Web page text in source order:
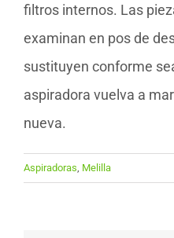
filtros internos. Las
examinan en pos de
sustituyen conforme
aspiradora vuelva a
nueva.
Aspiradoras Melilla